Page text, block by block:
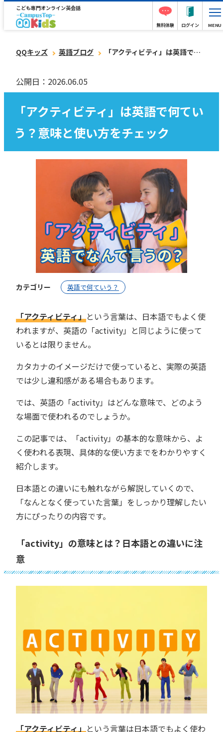
こども専門オンライン英会話
無料体験 ログイン MENU
QQキッズ 英語ブログ 「アクティビティ」は英語で何ていう？意味と使い方をチェック
公開日：2026.06.05
「アクティビティ」は英語で何てい
う？意味と使い方をチェック
カテゴリー 英語で何ていう？
「アクティビティ」という言葉は、日本語でもよく使
われますが、英語の「activity」と同じように使って
いるとは限りません。
カタカナのイメージだけで使っていると、実際の英語
では少し違和感がある場合もあります。
では、英語の「activity」はどんな意味で、どのよう
な場面で使われるのでしょうか。
この記事では、「activity」の基本的な意味から、よ
く使われる表現、具体的な使い方までをわかりやすく
紹介します。
日本語との違いにも触れながら解説していくので、
「なんとなく使っていた言葉」をしっかり理解したい
方にぴったりの内容です。
「activity」の意味とは？日本語との違いに注
意
「アクティビティ」という言葉は日本語でもよく使わ